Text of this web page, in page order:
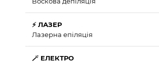
⚡ ЛАЗЕР
Лазерна епіляція
🪄 ЕЛЕКТРО